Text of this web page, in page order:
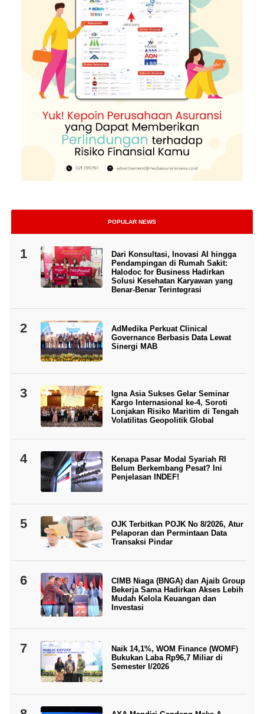
POPULAR NEWS
1
Dari Konsultasi, Inovasi AI hingga
Pendampingan di Rumah Sakit:
Halodoc for Business Hadirkan
Solusi Kesehatan Karyawan yang
Benar-Benar Terintegrasi
2
AdMedika Perkuat Clinical
Governance Berbasis Data Lewat
Sinergi MAB
3
Igna Asia Sukses Gelar Seminar
Kargo Internasional ke-4, Soroti
Lonjakan Risiko Maritim di Tengah
Volatilitas Geopolitik Global
4
Kenapa Pasar Modal Syariah RI
Belum Berkembang Pesat? Ini
Penjelasan INDEF!
5
OJK Terbitkan POJK No 8/2026, Atur
Pelaporan dan Permintaan Data
Transaksi Pindar
6
CIMB Niaga (BNGA) dan Ajaib Group
Bekerja Sama Hadirkan Akses Lebih
Mudah Kelola Keuangan dan
Investasi
7
Naik 14,1%, WOM Finance (WOMF)
Bukukan Laba Rp96,7 Miliar di
Semester I/2026